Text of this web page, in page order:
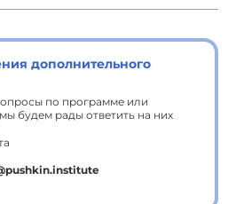
дополнительного
по программе или
будем рады ответить на них